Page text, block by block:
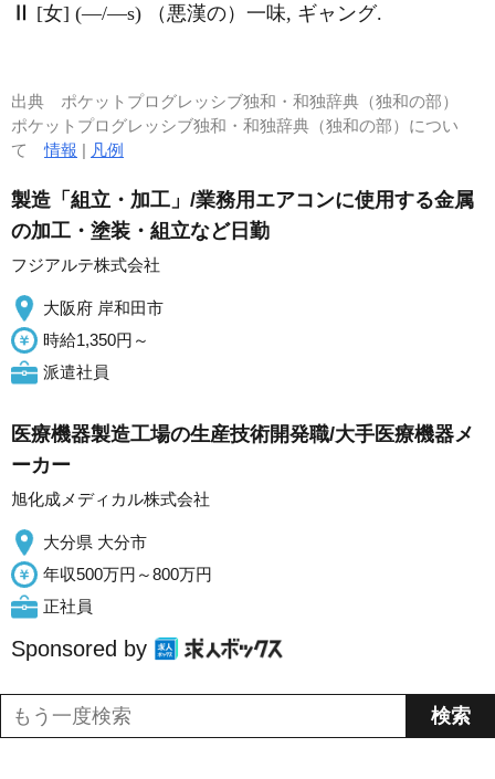
Ⅱ [女] (―/―s) （悪漢の）一味, ギャング.
出典 ポケットプログレッシブ独和・和独辞典（独和の部）
ポケットプログレッシブ独和・和独辞典（独和の部）につい
て情報 | 凡例
製造「組立・加工」/業務用エアコンに使用する金属
の加工・塗装・組立など日勤
フジアルテ株式会社
大阪府 岸和田市
時給1,350円～
派遣社員
医療機器製造工場の生産技術開発職/大手医療機器メ
ーカー
旭化成メディカル株式会社
大分県 大分市
年収500万円～800万円
正社員
Sponsored by